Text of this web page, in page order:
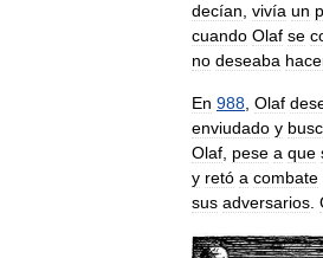
decían, vivía un
cuando Olaf se
no deseaba
En 988, Olaf
enviudado y
Olaf, pese a que
y retó a combate
sus adversarios.